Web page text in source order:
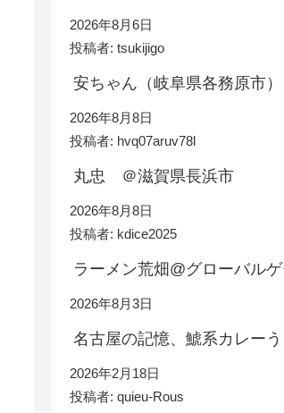
2026年8月6日
投稿者: tsukijigo
安ちゃん（岐阜県各務原市）
2026年8月8日
投稿者: hvq07aruv78l
丸忠 ＠滋賀県長浜市
2026年8月8日
投稿者: kdice2025
ラーメン荒畑@グローバル
2026年8月3日
名古屋の記憶、鯱系カレー
2026年2月18日
投稿者: quieu-Rous